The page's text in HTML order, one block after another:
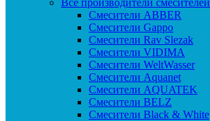
Все производители смесителей
Cмесители ABBER
Cмесители Gappo
Cмесители Rav Slezak
Cмесители VIDIMA
Cмесители WeltWasser
Смесители Aquanet
Смесители AQUATEK
Смесители BELZ
Смесители Black & White